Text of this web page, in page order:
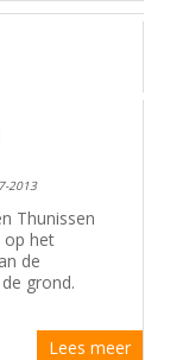
2013
Thunissen
op het
de
grond.
Lees meer